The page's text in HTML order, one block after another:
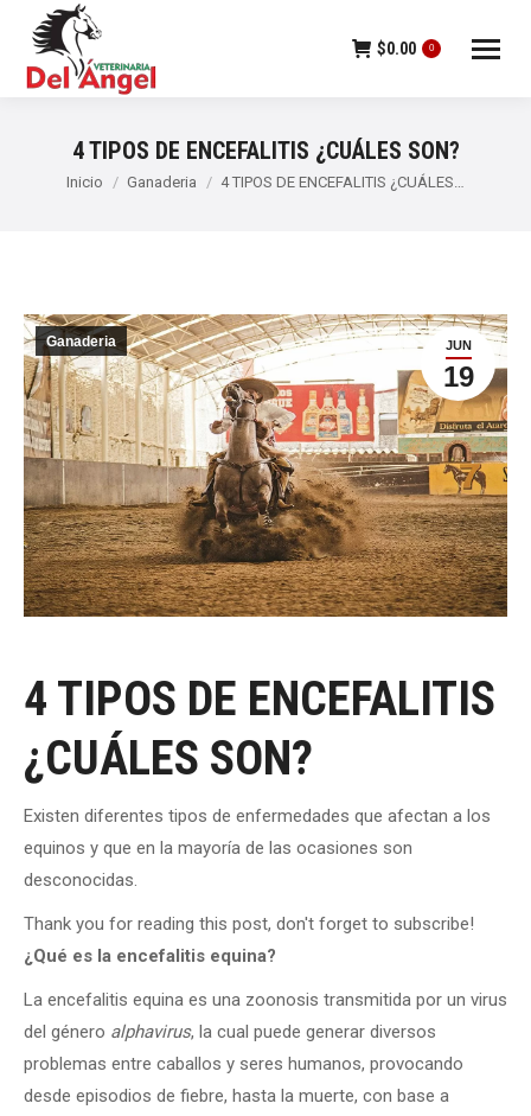
$0.00 0
4 TIPOS DE ENCEFALITIS ¿CUÁLES SON?
Estás aquí:
Inicio Ganaderia 4 TIPOS DE ENCEFALITIS ¿CUÁLES…
JUN
19
Ganaderia
4 TIPOS DE ENCEFALITIS
¿CUÁLES SON?
Existen diferentes tipos de enfermedades que afectan a los
equinos y que en la mayoría de las ocasiones son
desconocidas.
Thank you for reading this post, don't forget to subscribe!
¿Qué es la encefalitis equina?
La encefalitis equina es una zoonosis transmitida por un virus
del género alphavirus, la cual puede generar diversos
problemas entre caballos y seres humanos, provocando
desde episodios de fiebre, hasta la muerte, con base a